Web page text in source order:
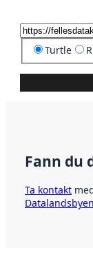
Turtle
Fann du
Ta kontakt
Datalandsbyen